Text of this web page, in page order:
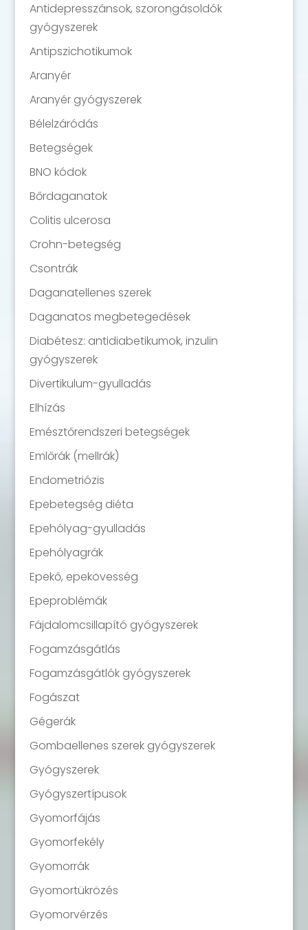
Antidepresszánsok, szorongásoldók
gyógyszerek
Antipszichotikumok
Aranyér
Aranyér gyógyszerek
Bélelzáródás
Betegségek
BNO kódok
Bőrdaganatok
Colitis ulcerosa
Crohn-betegség
Csontrák
Daganatellenes szerek
Daganatos megbetegedések
Diabétesz: antidiabetikumok, inzulin
gyógyszerek
Divertikulum-gyulladás
Elhízás
Emésztőrendszeri betegségek
Emlőrák (mellrák)
Endometriózis
Epebetegség diéta
Epehólyag-gyulladás
Epehólyagrák
Epekő, epekövesség
Epeproblémák
Fájdalomcsillapító gyógyszerek
Fogamzásgátlás
Fogamzásgátlók gyógyszerek
Fogászat
Gégerák
Gombaellenes szerek gyógyszerek
Gyógyszerek
Gyógyszertípusok
Gyomorfájás
Gyomorfekély
Gyomorrák
Gyomortükrözés
Gyomorvérzés